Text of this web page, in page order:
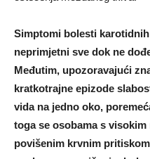
Simptomi bolesti
neprimjetni sve dok ne
Međutim, upozoravajući
kratkotrajne epizode
vida na jedno oko,
toga se osobama s
povišenim krvnim